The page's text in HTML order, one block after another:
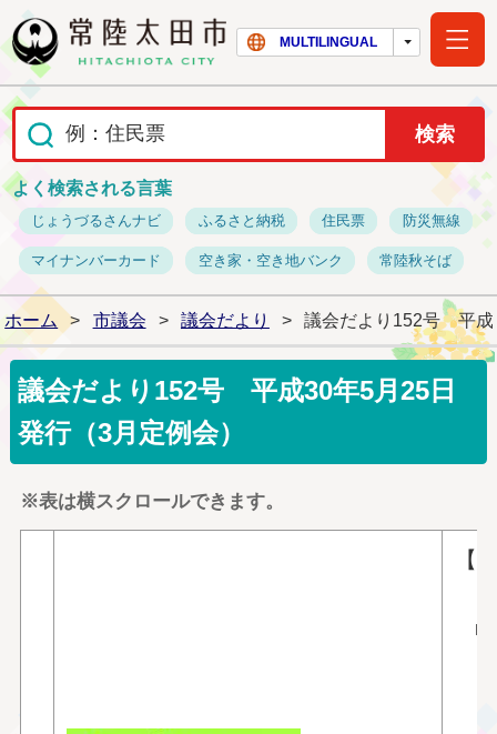
常陸太田市ホー
MULTILINGUAL
よく検索される言葉
じょうづるさんナビ ふるさと納税 住民票 防災無線
マイナンバーカード 空き家・空き地バンク 常陸秋そば
ホーム > 市議会 > 議会だより > 議会だより152号 平成
議会だより152号 平成30年5月25日
発行（3月定例会）
※表は横スクロールできます。
【
■